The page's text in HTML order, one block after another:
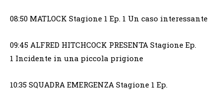
08:50 MATLOCK Stagione 1 Ep. 1 Un caso interessante
09:45 ALFRED HITCHCOCK PRESENTA Stagione Ep.
1 Incidente in una piccola prigione
10:35 SQUADRA EMERGENZA Stagione 1 Ep.